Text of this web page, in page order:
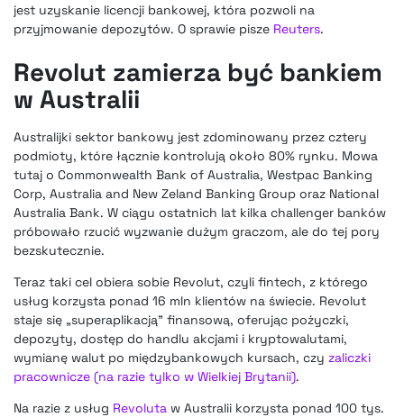
jest uzyskanie licencji bankowej, która pozwoli na
przyjmowanie depozytów. O sprawie pisze Reuters.
Revolut zamierza być bankiem
w Australii
Australijki sektor bankowy jest zdominowany przez cztery
podmioty, które łącznie kontrolują około 80% rynku. Mowa
tutaj o Commonwealth Bank of Australia, Westpac Banking
Corp, Australia and New Zeland Banking Group oraz National
Australia Bank. W ciągu ostatnich lat kilka challenger banków
próbowało rzucić wyzwanie dużym graczom, ale do tej pory
bezskutecznie.
Teraz taki cel obiera sobie Revolut, czyli fintech, z którego
usług korzysta ponad 16 mln klientów na świecie. Revolut
staje się „superaplikacją” finansową, oferując pożyczki,
depozyty, dostęp do handlu akcjami i kryptowalutami,
wymianę walut po międzybankowych kursach, czy zaliczki
pracownicze (na razie tylko w Wielkiej Brytanii).
Na razie z usług Revoluta w Australii korzysta ponad 100 tys.